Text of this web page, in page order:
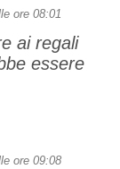
ore 08:01
ai regali
essere
ore 09:08